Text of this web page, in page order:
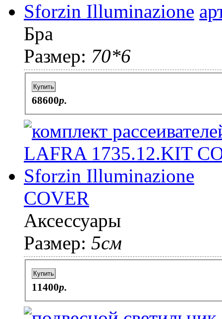
Бра
Размер: 70*6
Купить
68600p.
COVER
Аксессуары
Размер: 5см
Купить
11400p.